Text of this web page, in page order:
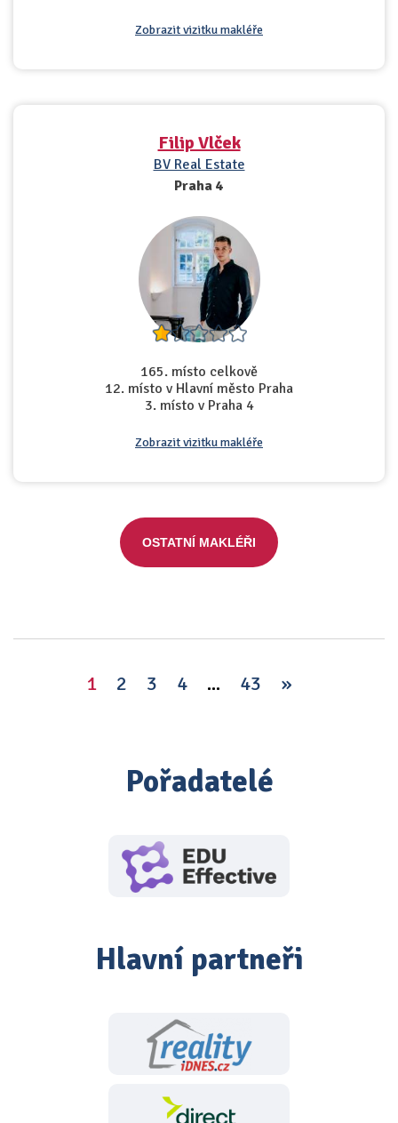
Zobrazit vizitku makléře
Filip Vlček
BV Real Estate
Praha 4
165. místo celkově
12. místo v Hlavní město Praha
3. místo v Praha 4
Zobrazit vizitku makléře
OSTATNÍ MAKLÉŘI
1 2 3 4 ... 43 »
Pořadatelé
Hlavní partneři